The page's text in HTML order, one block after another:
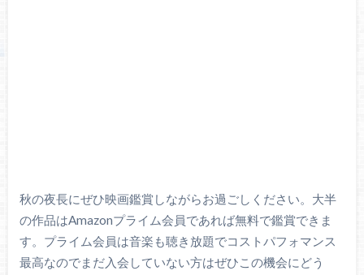
秋の夜長にぜひ映画鑑賞しながらお過ごしください。大半
の作品はAmazonプライム会員であれば無料で鑑賞できま
す。プライム会員は音楽も聴き放題でコストパフォマンス
最高なのでまだ入会していない方はぜひこの機会にどう